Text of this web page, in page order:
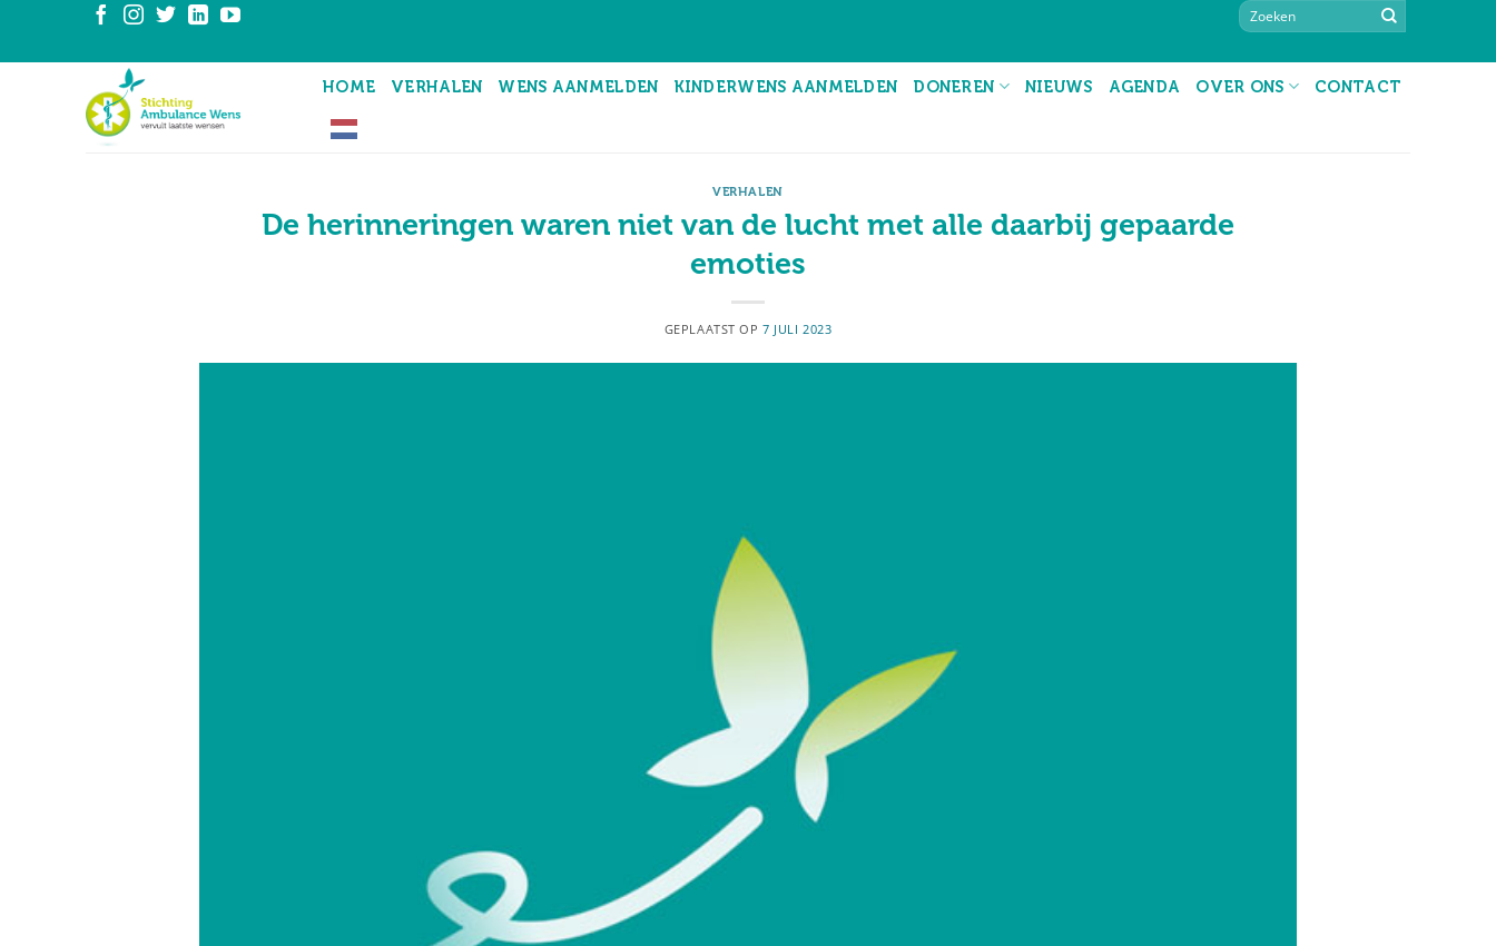
inhoud
HOME VERHALEN WENS AANMELDEN KINDERWENS AANMELDEN DONEREN NIEUWS AGENDA OVER ONS CONTACT
VERHALEN
De herinneringen waren niet van de lucht met alle daarbij gepaarde
emoties
GEPLAATST OP7 JULI 2023